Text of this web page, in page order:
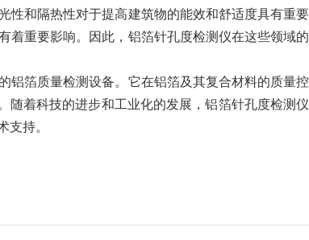
和隔热性对于提高建筑物的能效和舒适度具有重
着重要影响。因此，铝箔针孔度检测仪在这些领域
箔质量检测设备。它在铝箔及其复合材料的质量
着科技的进步和工业化的发展，铝箔针孔度检测
持。